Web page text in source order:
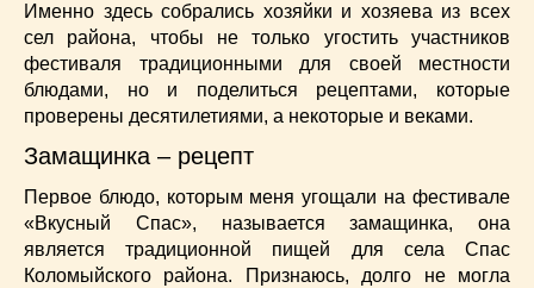
Русская кухня(81)
Рыба(45)
Салаты(33)
Советы
(42)
Супы(45)
Торты(52)
Украинская кухня(129)
Фасоль(20)
Именно здесь собрались хозяйки и хозяева из всех
сел района, чтобы не только угостить участников
фестиваля традиционными для своей местности
блюдами, но и поделиться рецептами, которые
проверены десятилетиями, а некоторые и веками.
Замащинка – рецепт
Первое блюдо, которым меня угощали на фестивале
«Вкусный Спас», называется замащинка, она
является традиционной пищей для села Спас
Коломыйского района. Признаюсь, долго не могла